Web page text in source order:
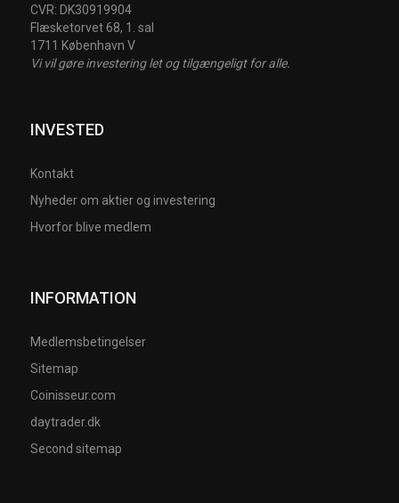
CVR: DK30919904
Flæsketorvet 68, 1. sal
1711 København V
Vi vil gøre investering let og tilgængeligt for alle.
INVESTED
Kontakt
Nyheder om aktier og investering
Hvorfor blive medlem
INFORMATION
Medlemsbetingelser
Sitemap
Coinisseur.com
daytrader.dk
Second sitemap